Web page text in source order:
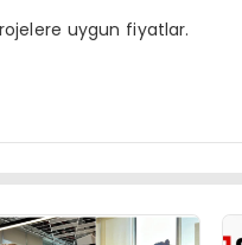
uygun fiyatlar.